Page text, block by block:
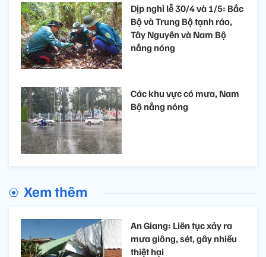
Dịp nghỉ lễ 30/4 và 1/5: Bắc
Bộ và Trung Bộ tạnh ráo,
Tây Nguyên và Nam Bộ
nắng nóng
Các khu vực có mưa, Nam
Bộ nắng nóng
Xem thêm
An Giang: Liên tục xảy ra
mưa giông, sét, gây nhiều
thiệt hại